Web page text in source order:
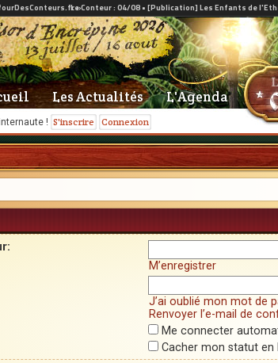
! S'inscrire Connexion
Les Actualités L'Agenda
M’enregistrer
J’ai oublié mon mot de
Renvoyer l’e-mail de
Me connecter
Cacher mon statut en